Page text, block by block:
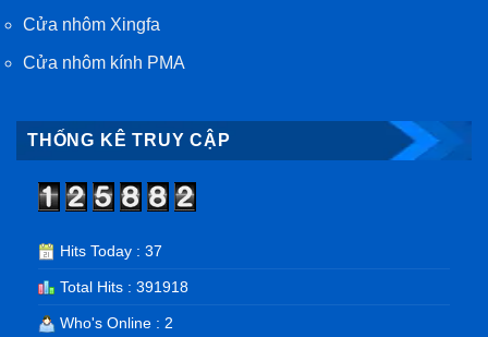
Cửa nhôm Xingfa
Cửa nhôm kính PMA
THỐNG KÊ TRUY CẬP
Hits Today : 37
Total Hits : 391918
Who's Online : 2